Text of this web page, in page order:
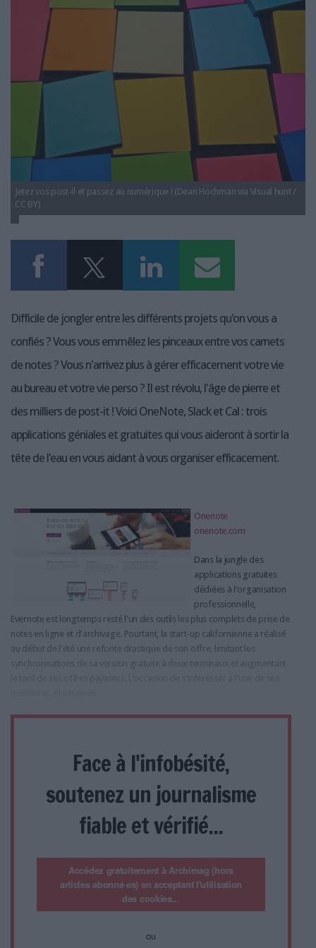
LES GUIDES PRATIQUES
LES BASES DE DONNÉES
L'ESPACE EMPLOI
L'AGENDA
L'ANNUAIRE DES ACTEURS
NOS OFFRES D'ABONNEMENTS
Jetez vos post-il et passez au numérique ! (Dean Hochman via Visual hunt /
CC BY)
Difficile de jongler entre les différents projets qu'on vous a
confiés ? Vous vous emmêlez les pinceaux entre vos carnets
de notes ? Vous n'arrivez plus à gérer efficacement votre vie
au bureau et votre vie perso ? Il est révolu, l'âge de pierre et
des milliers de post-it ! Voici OneNote, Slack et Cal : trois
applications géniales et gratuites qui vous aideront à sortir la
tête de l'eau en vous aidant à vous organiser efficacement.
Onenote
onenote.com
Dans la jungle des
applications gratuites
dédiées à l'organisation
professionnelle,
Evernote est longtemps resté l'un des outils les plus complets de prise de
notes en ligne et d'archivage. Pourtant, la start-up californienne a réalisé
au début de l'été une refonte drastique de son offre, limitant les
synchronisations de sa version gratuite à deux terminaux et augmentant
Face à l'infobésité,
soutenez un journalisme
fiable et vérifié...
Accédez gratuitement à Archimag (hors
articles abonné·es) en acceptant l'utilisation
des cookies...
ou